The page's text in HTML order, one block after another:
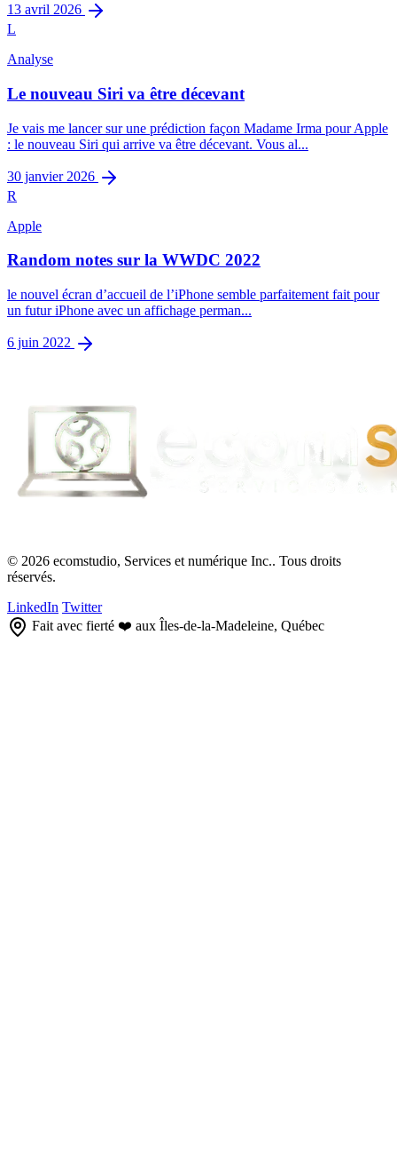
13 avril 2026
L
Analyse
Le nouveau Siri va être décevant
Je vais me lancer sur une prédiction façon Madame Irma pour Apple
: le nouveau Siri qui arrive va être décevant. Vous al...
30 janvier 2026
R
Apple
Random notes sur la WWDC 2022
le nouvel écran d’accueil de l’iPhone semble parfaitement fait pour
un futur iPhone avec un affichage perman...
6 juin 2022
© 2026 ecomstudio, Services et numérique Inc.. Tous droits
réservés.
LinkedIn Twitter
Fait avec fierté ❤️ aux Îles-de-la-Madeleine, Québec